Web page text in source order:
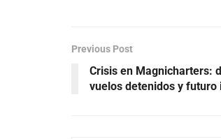
Previous Post
Crisis en Magnicharters:
vuelos detenidos y futuro